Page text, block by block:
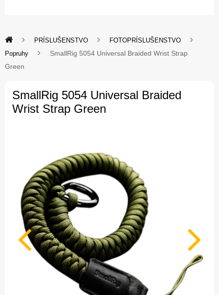
PRÍSLUŠENSTVO
FOTOPRÍSLUŠENSTVO
Popruhy
SmallRig 5054 Universal Braided Wrist Strap
Green
SmallRig 5054 Universal Braided
Wrist Strap Green